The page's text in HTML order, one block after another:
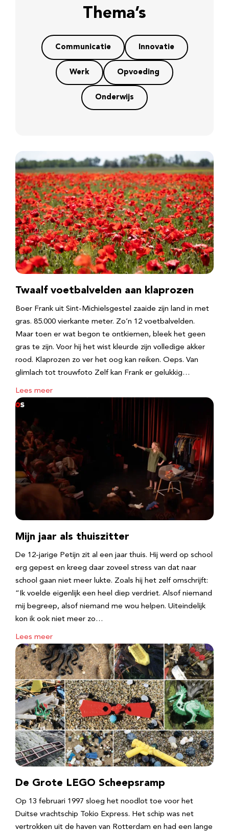
Thema’s
Communicatie Innovatie
Werk Opvoeding
Onderwijs
Twaalf voetbalvelden aan klaprozen
Boer Frank uit Sint-Michielsgestel zaaide zijn land in met
gras. 85.000 vierkante meter. Zo’n 12 voetbalvelden.
Maar toen er wat begon te ontkiemen, bleek het geen
gras te zijn. Voor hij het wist kleurde zijn volledige akker
rood. Klaprozen zo ver het oog kan reiken. Oeps. Van
glimlach tot trouwfoto Zelf kan Frank er gelukkig…
Lees meer
Mijn jaar als thuiszitter
De 12-jarige Petijn zit al een jaar thuis. Hij werd op school
erg gepest en kreeg daar zoveel stress van dat naar
school gaan niet meer lukte. Zoals hij het zelf omschrijft:
“Ik voelde eigenlijk een heel diep verdriet. Alsof niemand
mij begreep, alsof niemand me wou helpen. Uiteindelijk
kon ik ook niet meer zo…
Lees meer
De Grote LEGO Scheepsramp
Op 13 februari 1997 sloeg het noodlot toe voor het
Duitse vrachtschip Tokio Express. Het schip was net
vertrokken uit de haven van Rotterdam en had een lange